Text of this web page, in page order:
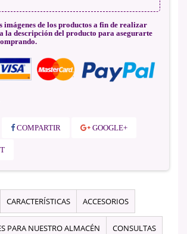
imágenes de los productos a fin de realizar
la descripción del producto para asegurarte
COMPARTIR GOOGLE+
CARACTERÍSTICAS ACCESORIOS
PARA NUESTRO ALMACÉN CONSULTAS